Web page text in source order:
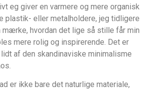
eg giver en varmere og mere organisk
plastik- eller metalholdere, jeg tidligere
mærke, hvordan det lige så stille får min
mere rolig og inspirerende. Det er
af den skandinaviske minimalisme
er ikke bare det naturlige materiale,